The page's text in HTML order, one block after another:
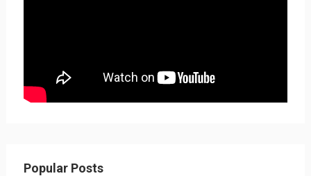
Popular Posts